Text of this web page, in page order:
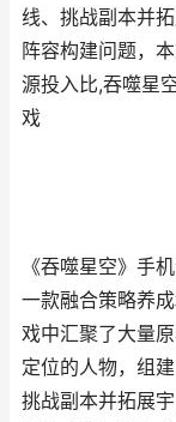
线、挑战副本并
阵容构建问题，
源投入比,吞噬星
戏
《吞噬星空》手
一款融合策略养
戏中汇聚了大量
定位的人物，组
挑战副本并拓展